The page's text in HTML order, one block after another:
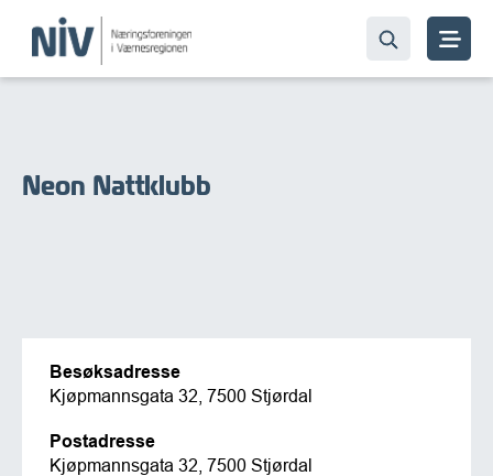
Neon Nattklubb
Besøksadresse
Kjøpmannsgata 32, 7500 Stjørdal
Postadresse
Kjøpmannsgata 32, 7500 Stjørdal